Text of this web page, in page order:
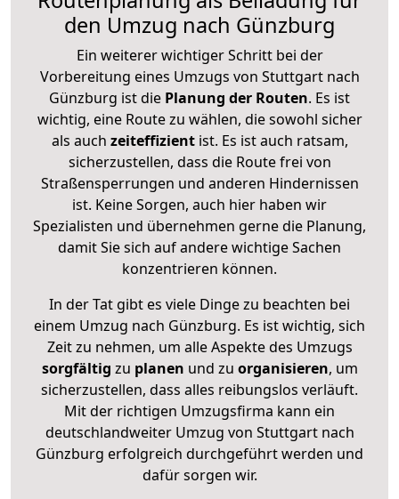
den Umzug nach Günzburg
Ein weiterer wichtiger Schritt bei der
Vorbereitung eines Umzugs von Stuttgart nach
Günzburg ist die Planung der Routen. Es ist
wichtig, eine Route zu wählen, die sowohl sicher
als auch zeiteffizientist. Es ist auch ratsam,
sicherzustellen, dass die Route frei von
Straßensperrungen und anderen Hindernissen
ist. Keine Sorgen, auch hier haben wir
Spezialisten und übernehmen gerne die Planung,
damit Sie sich auf andere wichtige Sachen
konzentrieren können.
In der Tat gibt es viele Dinge zu beachten bei
einem Umzug nach Günzburg. Es ist wichtig, sich
Zeit zu nehmen, um alle Aspekte des Umzugs
sorgfältig zu planen und zu organisieren, um
sicherzustellen, dass alles reibungslos verläuft.
Mit der richtigen Umzugsfirma kann ein
deutschlandweiter Umzug von Stuttgart nach
Günzburg erfolgreich durchgeführt werden und
dafür sorgen wir.